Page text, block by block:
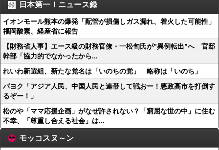
日本第一！ニュース録
イオンモール熊本の爆発「配管が損傷しガス漏れ、着火した可能性」
福岡酸素、経産省に報告
【財務省人事】エース級の財務官僚・一松旬氏が”異例転出”へ 官邸
幹部「協力的でなかったから...
れいわ新選組、新たな党名は「いのちの党」 略称は「いのち」
パヨク「アジア人民、中国人民と連帯して戦おー！悪政高市を打倒す
るぞー！」
松のや「ママ応援企画」がなぜ許されない？「窮屈な世の中」に住む
不幸、「尊重し合える社会」は...
モッコスヌ～ン